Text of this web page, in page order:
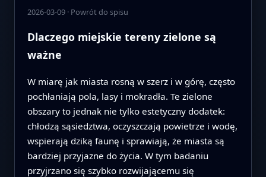
2026-03-09· Powrót do spisu
Dlaczego miejskie tereny zielone są
ważne
W miarę jak miasta rosną w szerz i w górę, często
pochłaniają pola, lasy i mokradła. Te zielone
obszary to jednak nie tylko estetyczny dodatek:
chłodzą sąsiedztwa, oczyszczają powietrze i wodę,
wspierają dziką faunę i sprawiają, że miasta są
bardziej przyjazne do życia. W tym badaniu
przyjrzano się szybko rozwijającemu się